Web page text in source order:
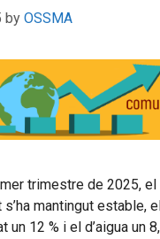
by OSSMA
trimestre de 2025,
s’ha mantingut estable,
un 12 % i el d’aigua un